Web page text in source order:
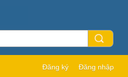
Đăng ký Đăng nhập